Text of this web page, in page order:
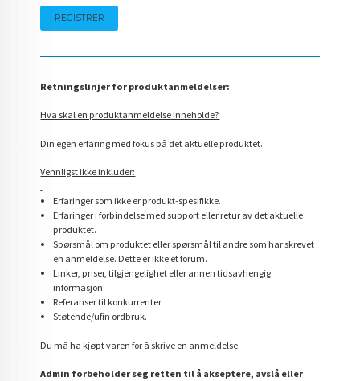
Retningslinjer for produktanmeldelser:
Hva skal en produktanmeldelse inneholde?
Din egen erfaring med fokus på det aktuelle produktet.
Vennligst ikke inkluder:
Erfaringer som ikke er produkt-spesifikke.
Erfaringer i forbindelse med support eller retur av det aktuelle
produktet.
Spørsmål om produktet eller spørsmål til andre som har skrevet
en anmeldelse. Dette er ikke et forum.
Linker, priser, tilgjengelighet eller annen tidsavhengig
informasjon.
Referanser til konkurrenter
Støtende/ufin ordbruk.
Du må ha kjøpt varen for å skrive en anmeldelse.
Admin forbeholder seg retten til å akseptere, avslå eller